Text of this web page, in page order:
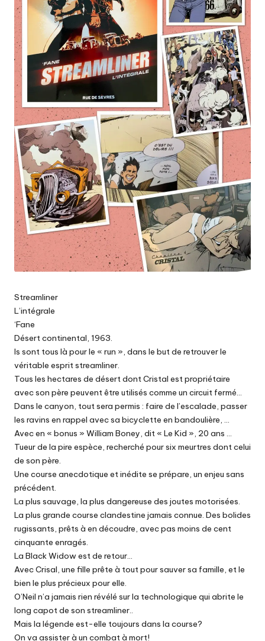
Streamliner
L’intégrale
‘Fane
Désert continental, 1963.
ls sont tous là pour le « run », dans le but de retrouver le
véritable esprit streamliner.
Tous les hectares de désert dont Cristal est propriétaire
avec son père peuvent être utilisés comme un circuit fermé…
Dans le canyon, tout sera permis : faire de l’escalade, passer
les ravins en rappel avec sa bicyclette en bandoulière, …
Avec en « bonus » William Boney, dit « Le Kid », 20 ans …
Tueur de la pire espèce, recherché pour six meurtres dont celui
de son père.
Une course anecdotique et inédite se prépare, un enjeu sans
précédent.
La plus sauvage, la plus dangereuse des joutes motorisées.
La plus grande course clandestine jamais connue. Des bolides
rugissants, prêts à en découdre, avec pas moins de cent
cinquante enragés.
La Black Widow est de retour…
Avec Crisal, une fille prête à tout pour sauver sa famille, et le
bien le plus précieux pour elle.
O’Neil n’a jamais rien révélé sur la technologique qui abrite le
long capot de son streamliner..
Mais la légende est-elle toujours dans la course?
On va assister à un combat à mort!